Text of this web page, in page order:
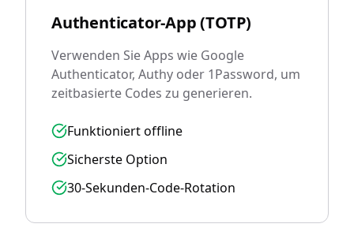
Authenticator-App (TOTP)
Verwenden Sie Apps wie Google
Authenticator, Authy oder 1Password, um
zeitbasierte Codes zu generieren.
Funktioniert offline
Sicherste Option
30-Sekunden-Code-Rotation